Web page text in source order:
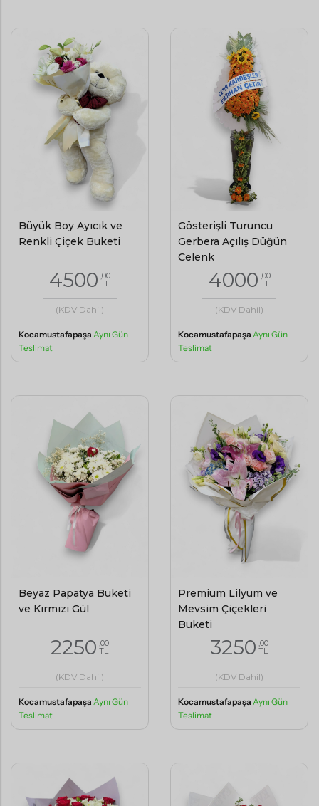
Büyük Boy Ayıcık ve
Renkli Çiçek Buketi
4500 ,00
TL
(KDV Dahil)
Kocamustafapaşa Aynı Gün
Teslimat
Gösterişli Turuncu
Gerbera Açılış Düğün
Çelenk
4000 ,00
TL
(KDV Dahil)
Kocamustafapaşa Aynı Gün
Teslimat
Beyaz Papatya Buketi
ve Kırmızı Gül
2250 ,00
TL
(KDV Dahil)
Kocamustafapaşa Aynı Gün
Teslimat
Premium Lilyum ve
Mevsim Çiçekleri
Buketi
3250 ,00
TL
(KDV Dahil)
Kocamustafapaşa Aynı Gün
Teslimat